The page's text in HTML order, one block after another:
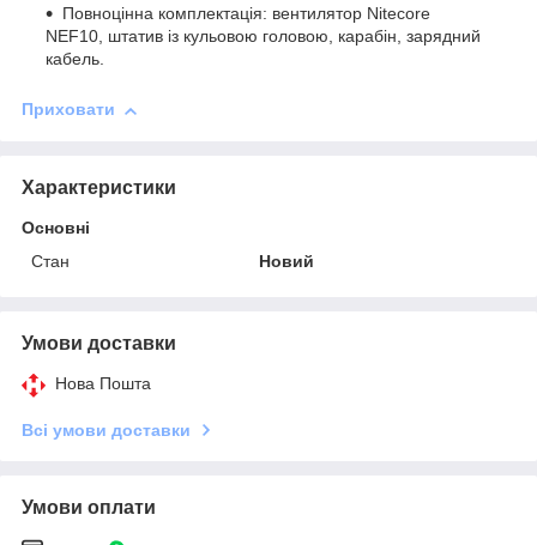
Повноцінна комплектація: вентилятор Nitecore
NEF10, штатив із кульовою головою, карабін, зарядний
кабель.
Приховати
Характеристики
Основні
Стан
Новий
Умови доставки
Нова Пошта
Всі умови доставки
Умови оплати